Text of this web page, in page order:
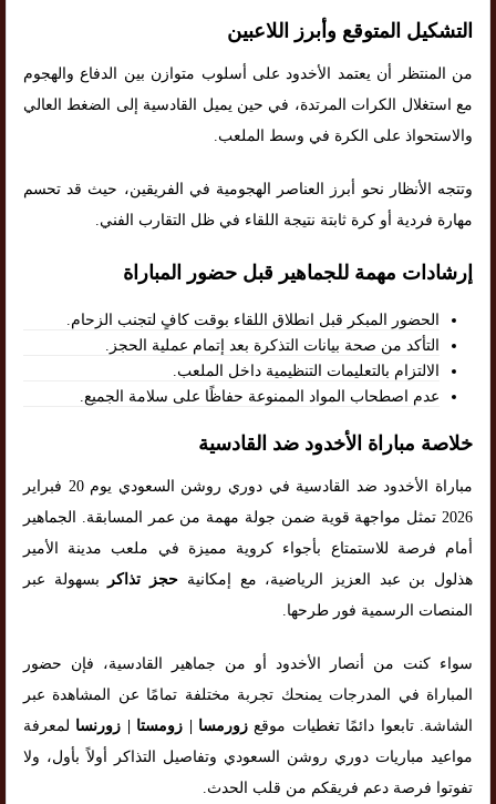
التشكيل المتوقع وأبرز اللاعبين
من المنتظر أن يعتمد الأخدود على أسلوب متوازن بين الدفاع والهجوم
مع استغلال الكرات المرتدة، في حين يميل القادسية إلى الضغط العالي
والاستحواذ على الكرة في وسط الملعب.
وتتجه الأنظار نحو أبرز العناصر الهجومية في الفريقين، حيث قد تحسم
مهارة فردية أو كرة ثابتة نتيجة اللقاء في ظل التقارب الفني.
إرشادات مهمة للجماهير قبل حضور المباراة
الحضور المبكر قبل انطلاق اللقاء بوقت كافٍ لتجنب الزحام.
التأكد من صحة بيانات التذكرة بعد إتمام عملية الحجز.
الالتزام بالتعليمات التنظيمية داخل الملعب.
عدم اصطحاب المواد الممنوعة حفاظًا على سلامة الجميع.
خلاصة مباراة الأخدود ضد القادسية
مباراة الأخدود ضد القادسية في دوري روشن السعودي يوم 20 فبراير
2026 تمثل مواجهة قوية ضمن جولة مهمة من عمر المسابقة. الجماهير
أمام فرصة للاستمتاع بأجواء كروية مميزة في ملعب مدينة الأمير
هذلول بن عبد العزيز الرياضية، مع إمكانية حجز تذاكر
بسهولة عبر
المنصات الرسمية فور طرحها.
سواء كنت من أنصار الأخدود أو من جماهير القادسية، فإن حضور
المباراة في المدرجات يمنحك تجربة مختلفة تمامًا عن المشاهدة عبر
الشاشة. تابعوا دائمًا تغطيات موقع زورمسا | زومستا | زورنسا لمعرفة
مواعيد مباريات دوري روشن السعودي وتفاصيل التذاكر أولاً بأول، ولا
تفوتوا فرصة دعم فريقكم من قلب الحدث.